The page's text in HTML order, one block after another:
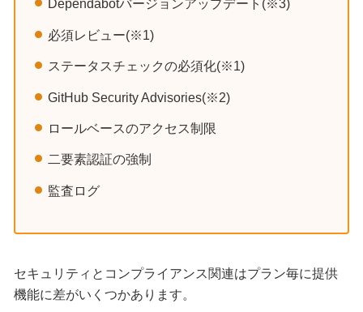
Dependabotバージョンアップデート(※3)
必須レビュー(※1)
ステータスチェックの必須化(※1)
GitHub Security Advisories(※2)
ロールベースのアクセス制限
二要素認証の強制
監査ログ
セキュリティとコンプライアンス関連はプラン毎に提供
機能に差がいくつかあります。